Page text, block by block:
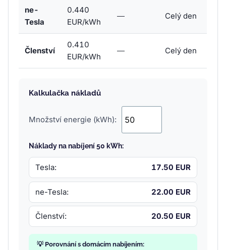
ne-
Tesla
0.440
EUR/kWh
— Celý den
Členství
0.410
EUR/kWh
— Celý den
Kalkulačka nákladů
Množství energie (kWh):
Náklady na nabíjení 50 kWh:
Tesla: 17.50 EUR
ne-Tesla: 22.00 EUR
Členství: 20.50 EUR
💡 Porovnání s domácím nabíjením: